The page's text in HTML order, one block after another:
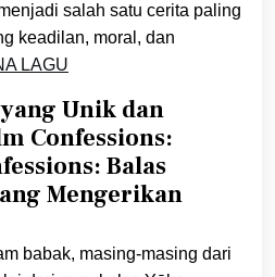
salah satu cerita paling
keadilan, moral, dan
LAGU
Unik dan
Confessions:
Balas
Mengerikan
babak, masing-masing dari